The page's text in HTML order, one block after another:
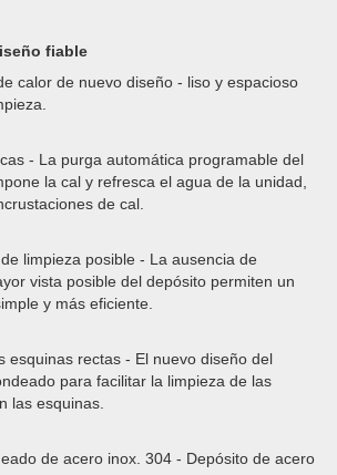
fiable
calor de nuevo diseño - liso y espacioso
- La purga automática programable del
la cal y refresca el agua de la unidad,
de cal.
limpieza posible - La ausencia de
vista posible del depósito permiten un
y más eficiente.
esquinas rectas - El nuevo diseño del
para facilitar la limpieza de las
las esquinas.
de acero inox. 304 - Depósito de acero